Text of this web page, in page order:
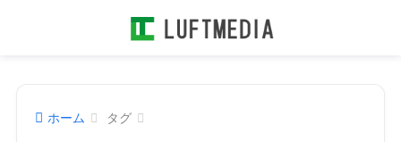
ホーム タグ